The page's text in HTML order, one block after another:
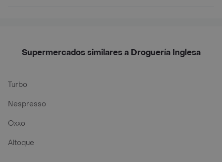
Supermercados similares a Droguería Inglesa
Turbo
Nespresso
Oxxo
Altoque